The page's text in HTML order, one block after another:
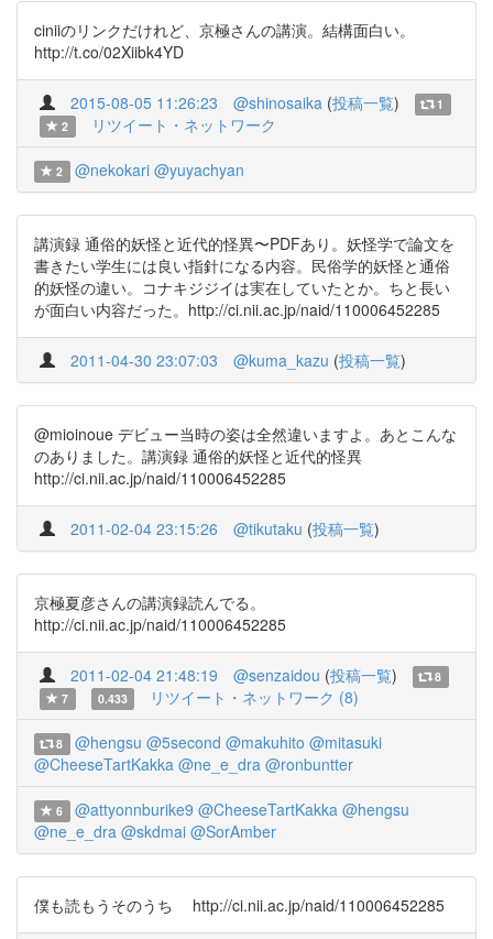
ciniiのリンクだけれど、京極さんの講演。結構面白い。
http://t.co/02Xiibk4YD
2015-08-05 11:26:23 @shinosaika (投稿一覧)
1
2
リツイート・ネットワーク
2 @nekokari @yuyachyan
講演録 通俗的妖怪と近代的怪異〜PDFあり。妖怪学で論文を
書きたい学生には良い指針になる内容。民俗学的妖怪と通俗
的妖怪の違い。コナキジジイは実在していたとか。ちと長い
が面白い内容だった。http://ci.nii.ac.jp/naid/110006452285
2011-04-30 23:07:03 @kuma_kazu (投稿一覧)
@mioinoue デビュー当時の姿は全然違いますよ。あとこんな
のありました。講演録 通俗的妖怪と近代的怪異
http://ci.nii.ac.jp/naid/110006452285
2011-02-04 23:15:26 @tikutaku (投稿一覧)
京極夏彦さんの講演録読んでる。
http://ci.nii.ac.jp/naid/110006452285
2011-02-04 21:48:19 @senzaidou (投稿一覧)
8
7
0.433 リツイート・ネットワーク (8)
8 @hengsu @5second @makuhito @mitasuki
@CheeseTartKakka @ne_e_dra @ronbuntter
6 @attyonnburike9 @CheeseTartKakka @hengsu
@ne_e_dra @skdmai @SorAmber
僕も読もうそのうち http://ci.nii.ac.jp/naid/110006452285